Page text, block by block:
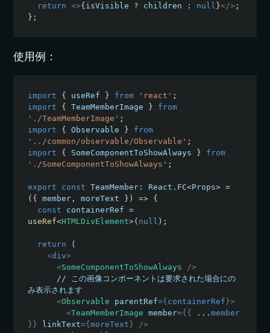
return <>{ isVisible ? children : null }</> ;
} ;
使用例：
import { useRef } from 'react' ;
import
{ TeamMemberImage }
from
'./TeamMemberImage' ;
import
{ Observable }
from
'../common/observable/Observable' ;
import
{ SomeComponentToShowAlways }
from
'./SomeComponentToShowAlways' ;
export const TeamMember : React . FC<Props> =
( { member , moreText } ) => {
const containerRef =
useRef<HTMLDivElement>( null ) ;
return
(
<div>
<SomeComponentToShowAlways
/>
<Observable parentRef={ containerRef }>
<TeamMemberImage member={ { ...
} } linkText={moreText }
/>